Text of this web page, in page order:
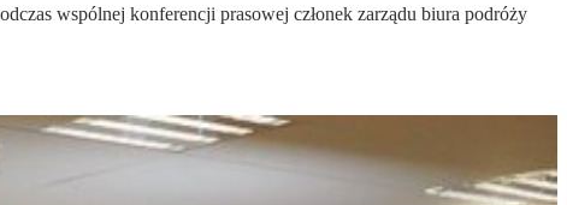
wspólnej konferencji prasowej członek zarządu biura podróży